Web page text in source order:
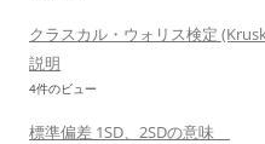
クラスカル・ウォリス検定
説明
4件のビュー
標準偏差 1SD、2SDの意味